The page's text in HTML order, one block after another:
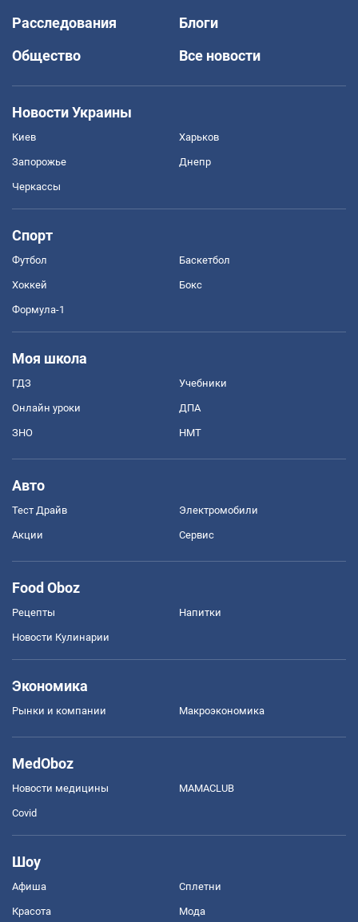
Расследования
Блоги
Общество
Все новости
Новости Украины
Киев Харьков
Запорожье Днепр
Черкассы
Спорт
Футбол Баскетбол
Хоккей Бокс
Формула-1
Моя школа
ГДЗ Учебники
Онлайн уроки ДПА
ЗНО НМТ
Авто
Тест Драйв Электромобили
Акции Сервис
Food Oboz
Рецепты Напитки
Новости Кулинарии
Экономика
Рынки и компании Mакроэкономика
MedOboz
Новости медицины MAMACLUB
Covid
Шоу
Афиша Сплетни
Красота Мода